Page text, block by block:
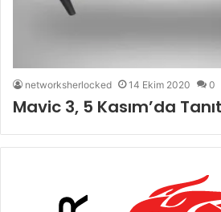
networksherlocked 14 Ekim 2020 0
Mavic 3, 5 Kasım’da